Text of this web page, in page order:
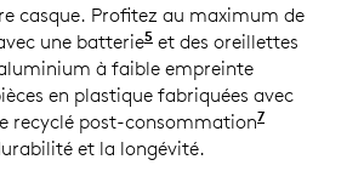
casque. Profitez au maximum de
une batterie5 Pièce de rechange
et des oreillettes
à faible empreinte
décoratif et le bandeau
en plastique fabriquées avec
recyclé post-consommation7
et la longévité.